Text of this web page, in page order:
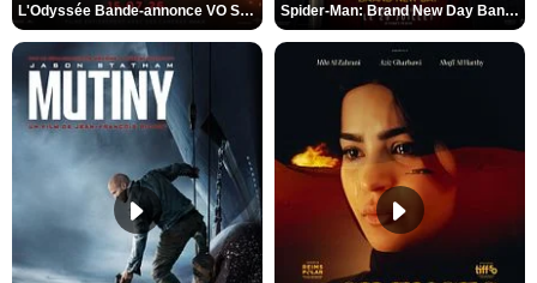
L'Odyssée Bande-annonce VO STFR Spider-Man: Brand New Day Bande-annonce VO STFR